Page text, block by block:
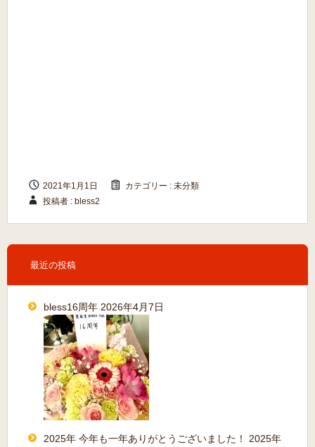
2021年1月1日 カテゴリー : 未分類
投稿者 : bless2
最近の投稿
bless16周年 2026年4月7日
2025年 今年も一年ありがとうございました！
2025年